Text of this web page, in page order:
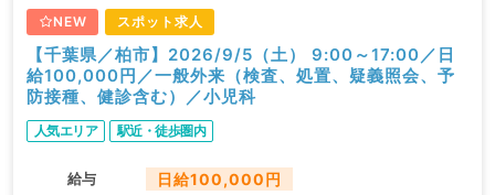
NEW スポット求人
【千葉県／柏市】2026/9/5（土） 9:00～17:00／日
給100,000円／一般外来（検査、処置、疑義照会、予
防接種、健診含む）／小児科
人気エリア 駅近・徒歩圏内
給与 日給100,000円